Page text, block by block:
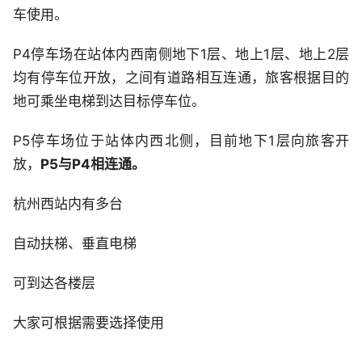
车使用。
P4停车场在站体内西南侧地下1层、地上1层、地上2层
均有停车位开放，之间有道路相互连通，旅客根据目的
地可乘坐电梯到达目标停车位。
P5停车场位于站体内西北侧，目前地下1层向旅客开
放， P5与P4相连通。
杭州西站内有多台
自动扶梯、垂直电梯
可到达各楼层
大家可根据需要选择使用